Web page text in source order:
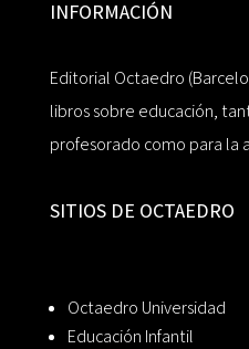
INFORMACIÓN
Editorial Octaedro
libros sobre educación,
profesorado como para la
SITIOS DE OCTAEDRO
Octaedro Universidad
Educación Infantil